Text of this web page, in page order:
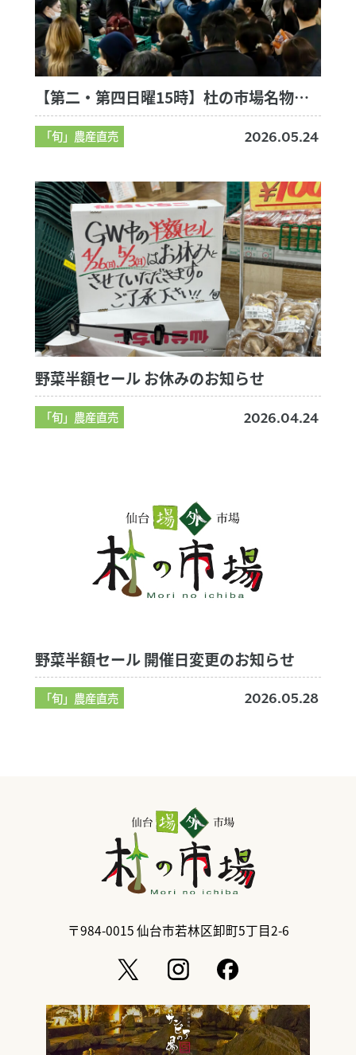
【第二・第四日曜15時】杜の市場名物！完売御礼の「野菜半額セール」が熱すぎる！
「旬」農産直売 2026.05.24
野菜半額セール お休みのお知らせ
「旬」農産直売 2026.04.24
野菜半額セール 開催日変更のお知らせ
「旬」農産直売 2026.05.28
〒984-0015仙台市若林区卸町5丁目2-6